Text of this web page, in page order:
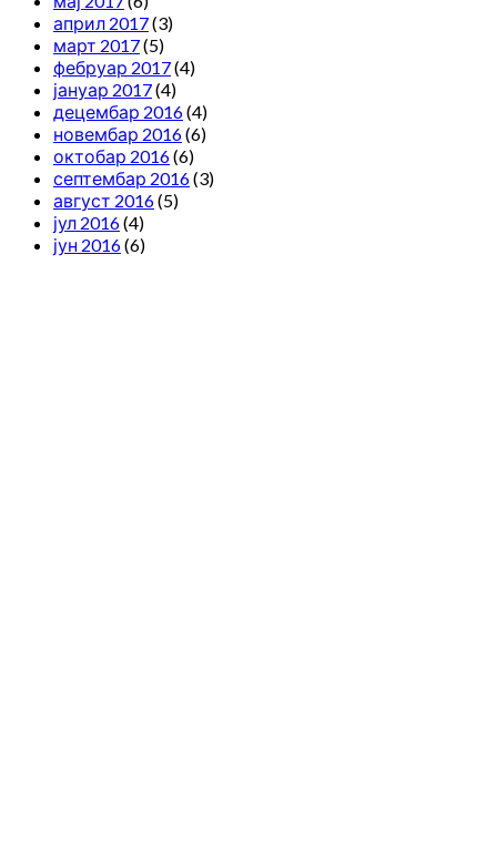
април 2017(3)
март 2017(5)
фебруар 2017(4)
јануар 2017(4)
децембар 2016(4)
новембар 2016(6)
октобар 2016(6)
септембар 2016(3)
август 2016(5)
јул 2016(4)
јун 2016(6)